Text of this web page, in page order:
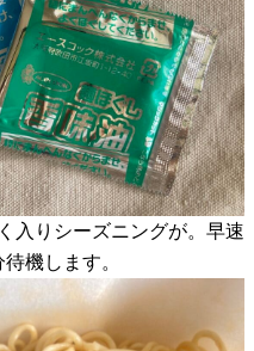
入りシーズニングが。早速
機します。